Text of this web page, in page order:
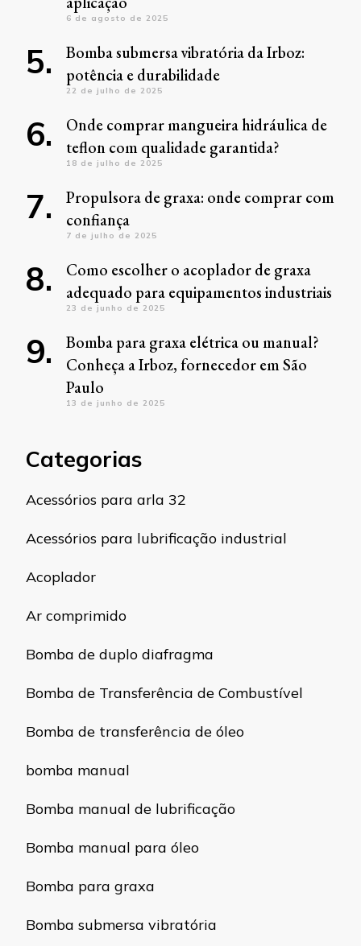
6 de agosto de 2025
Bomba submersa vibratória da Irboz:
potência e durabilidade
22 de julho de 2025
Onde comprar mangueira hidráulica de
teflon com qualidade garantida?
18 de julho de 2025
Propulsora de graxa: onde comprar com
confiança
7 de julho de 2025
Como escolher o acoplador de graxa
adequado para equipamentos industriais
23 de junho de 2025
Bomba para graxa elétrica ou manual?
Conheça a Irboz, fornecedor em São
Paulo
13 de junho de 2025
Categorias
Acessórios para arla 32
Acessórios para lubrificação industrial
Acoplador
Ar comprimido
Bomba de duplo diafragma
Bomba de Transferência de Combustível
Bomba de transferência de óleo
bomba manual
Bomba manual de lubrificação
Bomba manual para óleo
Bomba para graxa
Bomba submersa vibratória